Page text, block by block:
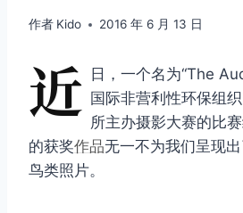
作者 Kido 2016 年 6 月 13 日
近
日，一个名为“The
国际非营利性环保组
所主办摄影大赛的比
的获奖作品无一不为我们呈现
鸟类照片。